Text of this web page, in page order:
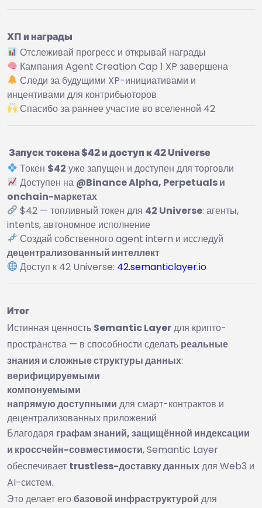
ХП и награды
Отслеживай прогресс и открывай награды
Кампания Agent Creation Cap 1 XP завершена
Следи за будущими XP-инициативами и
инцентивами для контрибьюторов
Спасибо за раннее участие во вселенной 42
Запуск токена $42 и доступ к 42 Universe
Токен $42 уже запущен и доступен для торговли
Доступен на @Binance Alpha, Perpetuals и
onchain-маркетах
$42 — топливный токен для 42 Universe: агенты,
intents, автономное исполнение
Создай собственного agent intern и исследуй
децентрализованный интеллект
Доступ к 42 Universe: 42.semanticlayer.io
Итог
Истинная ценность Semantic Layerдля крипто-
пространства — в способности сделать реальные
знания и сложные структуры данных:
верифицируемыми
компонуемыми
напрямую доступными для смарт-контрактов и
децентрализованных приложений
Благодаря графам знаний, защищённой индексации
и кроссчейн-совместимости, Semantic Layer
обеспечивает trustless-доставку данныхдля Web3 и
AI-систем.
Это делает егобазовой инфраструктурой для